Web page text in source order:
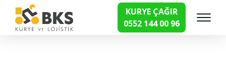
KURYE ÇAĞIR
0552 144 00 96
Hızlı Kurye Hizmetleri